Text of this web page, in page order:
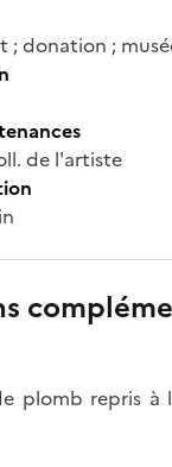
donation ;
de l'artiste
plomb repris à